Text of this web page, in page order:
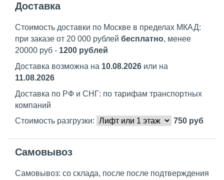
Доставка
Стоимость доставки по Москве в пределах МКАД:
при заказе от 20 000 рублей бесплатно, менее
20000 руб - 1200 рублей
Доставка возможна на 10.08.2026 или на
11.08.2026
Доставка по РФ и СНГ: по тарифам транспортных
компаний
Стоимость разгрузки:
750 руб
Самовывоз
Самовывоз: со склада, после после подтверждения